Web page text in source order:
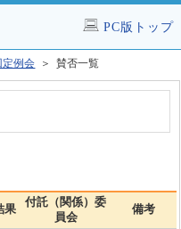
PC版トップ
定例会 ＞ 賛否一覧
果
付託（関係）委
員会
備考